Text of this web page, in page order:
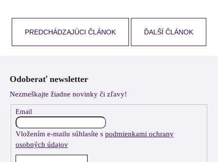
PREDCHÁDZAJÚCI ČLÁNOK ĎALŠÍ ČLÁNOK
Odoberať newsletter
Nezmeškajte žiadne novinky či zľavy!
Email
Vložením e-mailu súhlasíte s podmienkami ochrany
osobných údajov